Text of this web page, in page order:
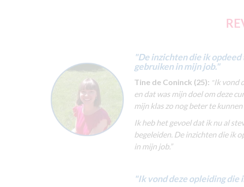
"De inzichten die ik
gebruiken in mijn job."
Tine de Coninck (25): "Ik vond
en dat was mijn doel om deze
mijn klas zo nog beter te
Ik heb het gevoel dat ik nu al
begeleiden. De inzichten die ik
in mijn job.”
"Ik vond deze opleiding die